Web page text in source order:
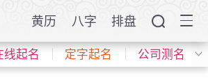
黄历 八字 排盘
线起名 定字起名 公司测名